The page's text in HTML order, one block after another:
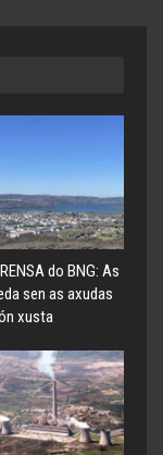
do BNG: As
sen as axudas
xusta